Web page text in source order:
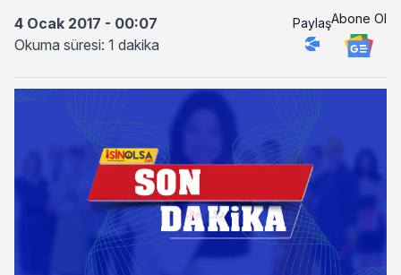
4 Ocak 2017 - 00:07
Okuma süresi: 1 dakika
PaylaşAbone Ol